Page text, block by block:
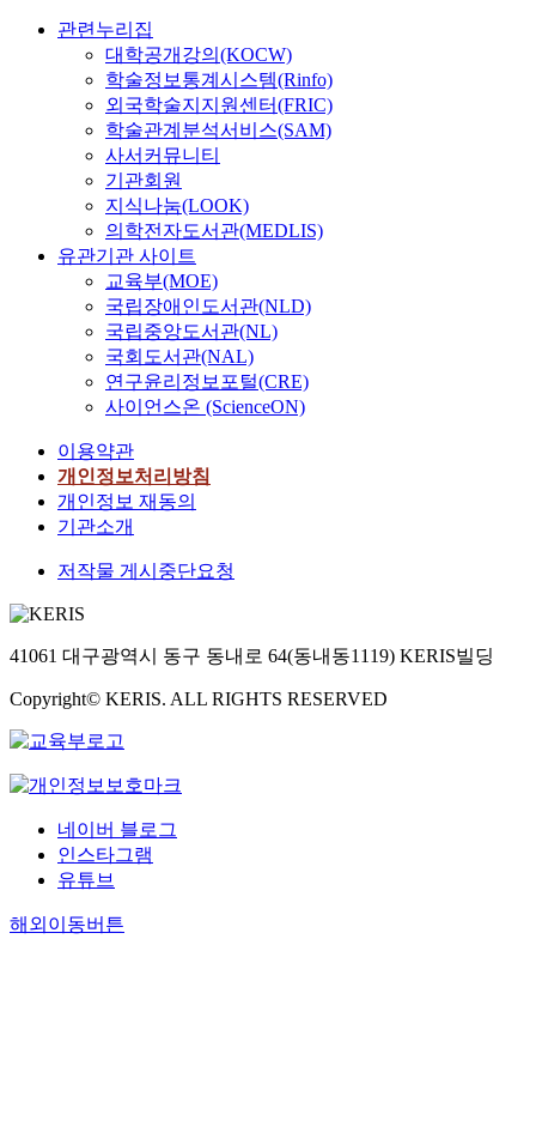
관련누리집
대학공개강의(KOCW)
학술정보통계시스템(Rinfo)
외국학술지지원센터(FRIC)
학술관계분석서비스(SAM)
사서커뮤니티
기관회원
지식나눔(LOOK)
의학전자도서관(MEDLIS)
유관기관 사이트
교육부(MOE)
국립장애인도서관(NLD)
국립중앙도서관(NL)
국회도서관(NAL)
연구윤리정보포털(CRE)
사이언스온 (ScienceON)
이용약관
개인정보처리방침
개인정보 재동의
기관소개
저작물 게시중단요청
41061 대구광역시 동구 동내로 64(동내동1119) KERIS빌딩
Copyright© KERIS. ALL RIGHTS RESERVED
네이버 블로그
인스타그램
유튜브
해외이동버튼